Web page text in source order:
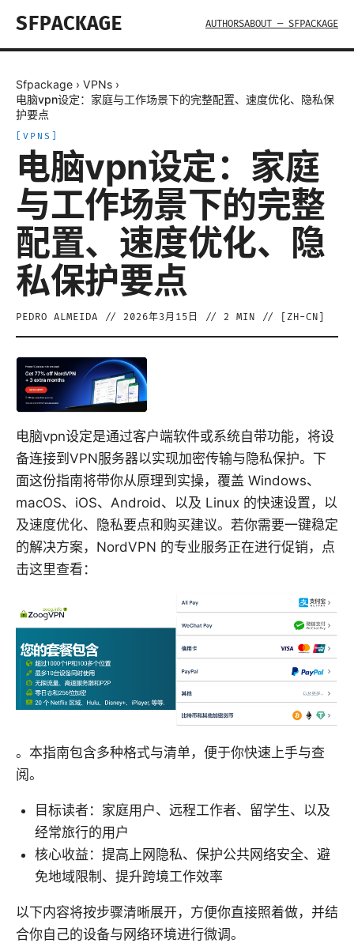
SFPACKAGE AUTHORSABOUT — SFPACKAGE
Sfpackage › VPNs ›
电脑vpn设定：家庭与工作场景下的完整配置、速度优化、隐私保
护要点
VPNS
电脑vpn设定：家庭
与工作场景下的完整
配置、速度优化、隐
私保护要点
PEDRO ALMEIDA // 2026年3月15日 // 2 MIN // [ ZH-CN
电脑vpn设定是通过客户端软件或系统自带功能，将设
备连接到VPN服务器以实现加密传输与隐私保护。下
面这份指南将带你从原理到实操，覆盖 Windows、
macOS、iOS、Android、以及 Linux 的快速设置，以
及速度优化、隐私要点和购买建议。若你需要一键稳定
的解决方案，NordVPN 的专业服务正在进行促销，点
击这里查看：
。本指南包含多种格式与清单，便于你快速上手与查
阅。
目标读者：家庭用户、远程工作者、留学生、以及
经常旅行的用户
核心收益：提高上网隐私、保护公共网络安全、避
免地域限制、提升跨境工作效率
以下内容将按步骤清晰展开，方便你直接照着做，并结
合你自己的设备与网络环境进行微调。